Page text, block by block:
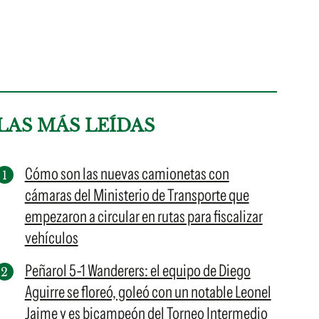
MÁS LEÍDAS
Cómo son las nuevas camionetas con
cámaras del Ministerio de Transporte que
empezaron a circular en rutas para fiscalizar
vehículos
Peñarol 5-1 Wanderers: el equipo de Diego
Aguirre se floreó, goleó con un notable Leonel
Jaime y es bicampeón del Torneo Intermedio